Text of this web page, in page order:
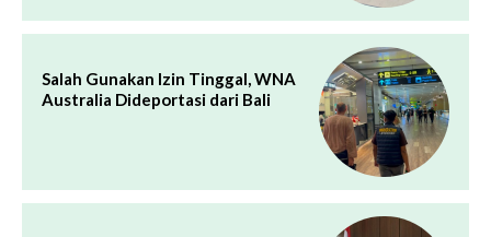
Salah Gunakan Izin Tinggal, WNA
Australia Dideportasi dari Bali